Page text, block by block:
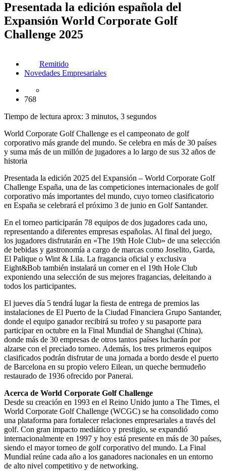
Presentada la edición española del
Expansión World Corporate Golf
Challenge 2025
Remitido
Novedades Empresariales
768
Tiempo de lectura aprox: 3 minutos, 3 segundos
World Corporate Golf Challenge es el campeonato de golf
corporativo más grande del mundo. Se celebra en más de 30 países
y suma más de un millón de jugadores a lo largo de sus 32 años de
historia
Presentada la edición 2025 del Expansión – World Corporate Golf
Challenge España, una de las competiciones internacionales de golf
corporativo más importantes del mundo, cuyo torneo clasificatorio
en España se celebrará el próximo 3 de junio en Golf Santander.
En el torneo participarán 78 equipos de dos jugadores cada uno,
representando a diferentes empresas españolas. Al final del juego,
los jugadores disfrutarán en «The 19th Hole Club» de una selección
de bebidas y gastronomía a cargo de marcas como Joselito, Garda,
El Palique o Wint & Lila. La fragancia oficial y exclusiva
Eight&Bob también instalará un corner en el 19th Hole Club
exponiendo una selección de sus mejores fragancias, deleitando a
todos los participantes.
El jueves día 5 tendrá lugar la fiesta de entrega de premios las
instalaciones de El Puerto de la Ciudad Financiera Grupo Santander,
donde el equipo ganador recibirá su trofeo y su pasaporte para
participar en octubre en la Final Mundial de Shanghai (China),
donde más de 30 empresas de otros tantos países lucharán por
alzarse con el preciado torneo. Además, los tres primeros equipos
clasificados podrán disfrutar de una jornada a bordo desde el puerto
de Barcelona en su propio velero Eilean, un queche bermudeño
restaurado de 1936 ofrecido por Panerai.
Acerca de World Corporate Golf Challenge
Desde su creación en 1993 en el Reino Unido junto a The Times, el
World Corporate Golf Challenge (WCGC) se ha consolidado como
una plataforma para fortalecer relaciones empresariales a través del
golf. Con gran impacto mediático y prestigio, se expandió
internacionalmente en 1997 y hoy está presente en más de 30 países,
siendo el mayor torneo de golf corporativo del mundo. La Final
Mundial reúne cada año a los ganadores nacionales en un entorno
de alto nivel competitivo y de networking.